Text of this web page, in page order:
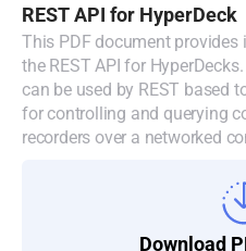
REST API for HyperDeck
This PDF document
the REST API for
can be used by REST based
for controlling and querying
recorders over a networked
Download